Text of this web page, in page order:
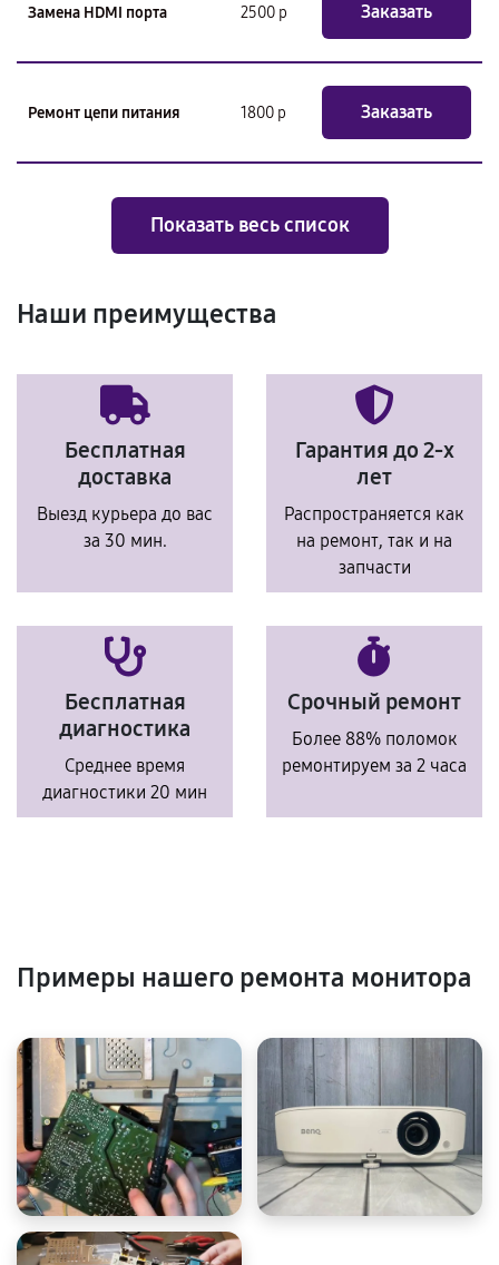
Замена HDMI порта 2500 р Заказать
Ремонт цепи питания 1800 р Заказать
Показать весь список
Наши преимущества
Бесплатная
доставка
Выезд курьера до вас
за 30 мин.
Гарантия до 2-х
лет
Распространяется как
на ремонт, так и на
запчасти
Бесплатная
диагностика
Среднее время
диагностики 20 мин
Срочный ремонт
Более 88% поломок
ремонтируем за 2 часа
Примеры нашего ремонта монитора